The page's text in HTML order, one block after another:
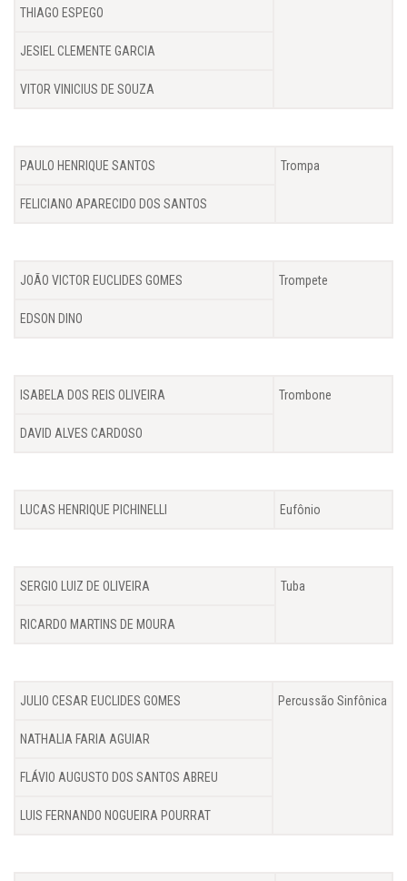
THIAGO ESPEGO
JESIEL CLEMENTE GARCIA
VITOR VINICIUS DE SOUZA
PAULO HENRIQUE SANTOS Trompa
FELICIANO APARECIDO DOS SANTOS
JOÃO VICTOR EUCLIDES GOMES Trompete
EDSON DINO
ISABELA DOS REIS OLIVEIRA Trombone
DAVID ALVES CARDOSO
LUCAS HENRIQUE PICHINELLI Eufônio
SERGIO LUIZ DE OLIVEIRA Tuba
RICARDO MARTINS DE MOURA
JULIO CESAR EUCLIDES GOMES Percussão Sinfônica
NATHALIA FARIA AGUIAR
FLÁVIO AUGUSTO DOS SANTOS ABREU
LUIS FERNANDO NOGUEIRA POURRAT